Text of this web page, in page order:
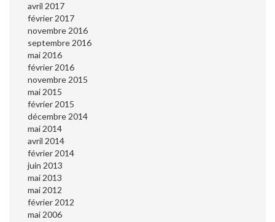
avril 2017
février 2017
novembre 2016
septembre 2016
mai 2016
février 2016
novembre 2015
mai 2015
février 2015
décembre 2014
mai 2014
avril 2014
février 2014
juin 2013
mai 2013
mai 2012
février 2012
mai 2006